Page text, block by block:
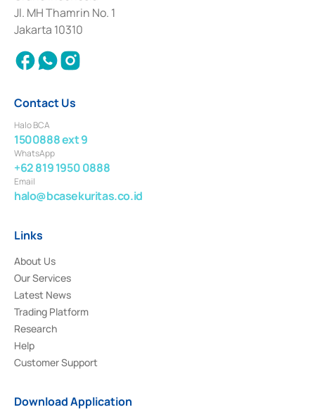
Institution for the Issuance, Transaction, and Administration and
Settlement of Commercial Paper Transactions whose license was issued in
2018.
Jl. MH Thamrin No. 1
Jakarta 10310
Contact Us
Halo BCA
1500888 ext 9
WhatsApp
+62 819 1950 0888
Email
halo@bcasekuritas.co.id
Links
About Us
Our Services
Latest News
Trading Platform
Research
Help
Customer Support
Download Application